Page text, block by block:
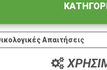
Απαιτήσεις